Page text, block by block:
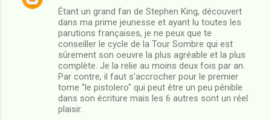
Étant un grand fan de Stephen King, découvert
dans ma prime jeunesse et ayant lu toutes les
parutions françaises, je ne peux que te
conseiller le cycle de la Tour Sombre qui est
sûrement son oeuvre la plus agréable et la plus
complète. Je la relie au moins deux fois par an.
Par contre, il faut s'accrocher pour le premier
tome "le pistolero" qui peut être un peu pénible
dans son écriture mais les 6 autres sont un réel
plaisir.